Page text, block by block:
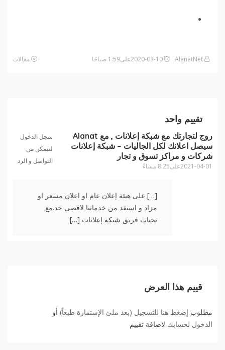
مقالات
تقييم واحد
روج لتجارتك مع شبكة إعلانات , مع Alanat
سيصل اعلانك لكل الجاليات – شبكة إعلانات
شركات و مراكز تسوق و تجار
2021-04-01على8:25 مساءً
سجل الدخول
لتتمكن من
التواصل و الرد
[…] على هيئة إعلان عام او اعلان مسعر او
مزاد و استفد من خدماتنا لاقصى حد.مع
تحيات فريق شبكة إعلانات […]
قييم هذا العرض
مطلوب إضغط هنا للتسجيل (بعد ملئ الإستمارة طبعاً) أو
الدخول لحسابك لاضافة تقييم